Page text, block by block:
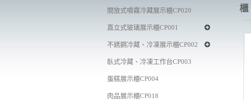
開放式噴霧冷藏展示櫃CP020
直立式玻璃展示櫃CP001
不銹鋼冷藏、冷凍展示櫃CP002
臥式冷藏、冷凍工作台CP003
蛋糕展示櫃CP004
肉品展示櫃CP018
櫃